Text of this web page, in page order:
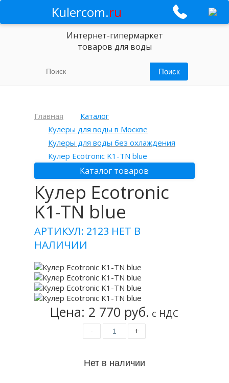
Kulercom.ru
Интернет-гипермаркет
товаров для воды
Главная
Каталог
Кулеры для воды в Москве
Кулеры для воды без охлаждения
Кулер Ecotronic K1-TN blue
Каталог товаров
Кулер Ecotronic
K1-TN blue
АРТИКУЛ: 2123 НЕТ В
НАЛИЧИИ
Цена: 2 770 руб. с НДС
- +